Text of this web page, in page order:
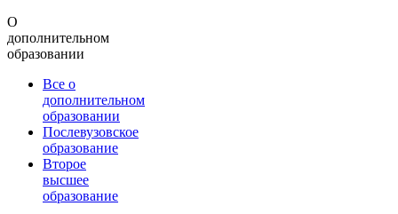
О
дополнительном
образовании
Все о
дополнительном
образовании
Послевузовское
образование
Второе
высшее
образование